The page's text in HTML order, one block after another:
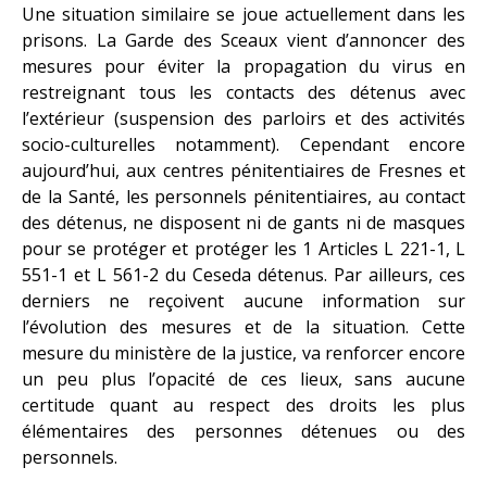
Une situation similaire se joue actuellement dans les
prisons. La Garde des Sceaux vient d’annoncer des
mesures pour éviter la propagation du virus en
restreignant tous les contacts des détenus avec
l’extérieur (suspension des parloirs et des activités
socio-culturelles notamment). Cependant encore
aujourd’hui, aux centres pénitentiaires de Fresnes et
de la Santé, les personnels pénitentiaires, au contact
des détenus, ne disposent ni de gants ni de masques
pour se protéger et protéger les 1 Articles L 221-1, L
551-1 et L 561-2 du Ceseda détenus. Par ailleurs, ces
derniers ne reçoivent aucune information sur
l’évolution des mesures et de la situation. Cette
mesure du ministère de la justice, va renforcer encore
un peu plus l’opacité de ces lieux, sans aucune
certitude quant au respect des droits les plus
élémentaires des personnes détenues ou des
personnels.